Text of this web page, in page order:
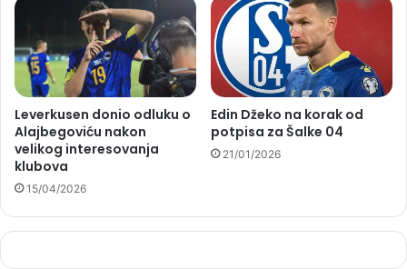
Leverkusen donio odluku o
Alajbegoviću nakon
velikog interesovanja
klubova
15/04/2026
Edin Džeko na korak od
potpisa za Šalke 04
21/01/2026